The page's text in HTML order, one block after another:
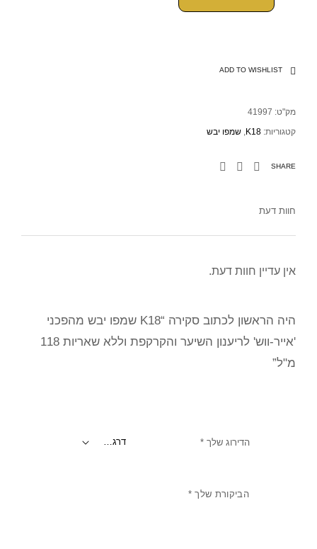
ADD TO WISHLIST
מק"ט: 41997
קטגוריות: K18
, שמפו יבש
SHARE
חוות דעת
אין עדיין חוות דעת.
היה הראשון לכתוב סקירה “K18 שמפו יבש מהפכני
'אייר-ווש' לריענון השיער והקרקפת וללא שאריות 118
מ"ל”
הדירוג שלך *